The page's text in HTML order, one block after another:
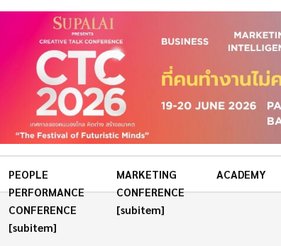
PEOPLE
PERFORMANCE
CONFERENCE
[subitem]
MARKETING
CONFERENCE
[subitem]
ACADEMY